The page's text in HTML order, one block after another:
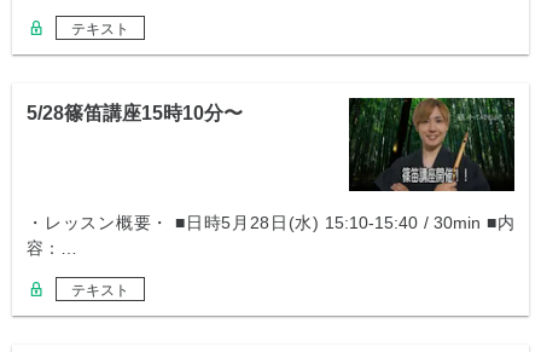
テキスト
5/28篠笛講座15時10分〜
・レッスン概要・ ■日時5月28日(水) 15:10-15:40 / 30min ■内
容：…
テキスト